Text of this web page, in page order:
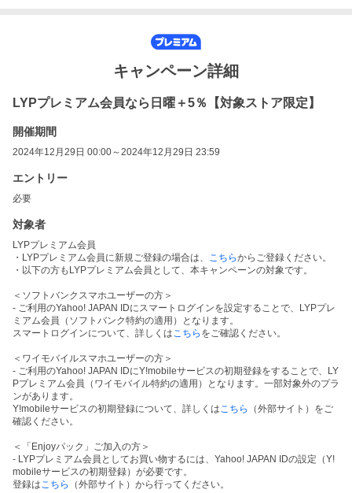
キャンペーン詳細
LYPプレミアム会員なら日曜＋5％【対象ストア限定】
開催期間
2024年12月29日 00:00～2024年12月29日 23:59
エントリー
必要
対象者
LYPプレミアム会員
・LYPプレミアム会員に新規ご登録の場合は、
こちらからご登録ください。
・以下の方もLYPプレミアム会員として、本キャンペーンの対象です。
＜ソフトバンクスマホユーザーの方＞
- ご利用のYahoo! JAPAN IDにスマートログインを設定することで、LYPプレ
ミアム会員（ソフトバンク特約の適用）となります。
スマートログインについて、詳しくは こちら をご確認ください。
＜ワイモバイルスマホユーザーの方＞
- ご利用のYahoo! JAPAN IDにY!mobileサービスの初期登録をすることで、LY
Pプレミアム会員（ワイモバイル特約の適用）となります。一部対象外のプラ
ンがあります。
Y!mobileサービスの初期登録について、詳しくは こちら
（外部サイト）をご
確認ください。
＜「Enjoyパック」ご加入の方＞
- LYPプレミアム会員としてお買い物するには、Yahoo! JAPAN IDの設定（Y!
mobileサービスの初期登録）が必要です。
登録は こちら （外部サイト）から行ってください。